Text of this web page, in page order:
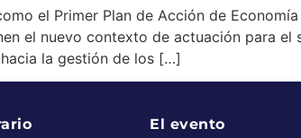
el Primer Plan de Acción de
el nuevo contexto de actuación para
la gestión de los […]
El evento